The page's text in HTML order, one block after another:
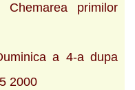
primilor
a 4-a dupa
2000